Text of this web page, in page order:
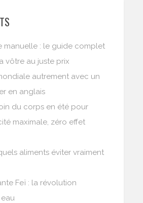
manuelle : le guide complet
vôtre au juste prix
autrement avec un
en anglais
du corps en été pour
maximale, zéro effet
aliments éviter vraiment
Feï : la révolution